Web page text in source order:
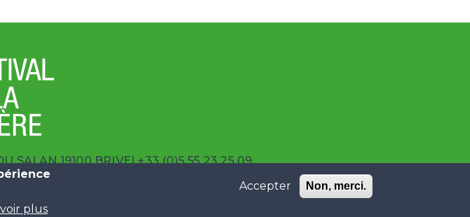
SALAN 19100 BRIVE|+33 (0)5 55 23 25 09
Données Personnelles
plus
Accepter Non, merci.